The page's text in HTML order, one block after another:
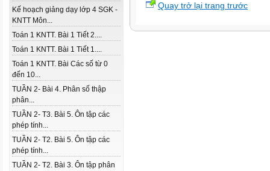
Kế hoạch giảng dạy lớp 4 SGK -
KNTT Môn...
Toán 1 KNTT. Bài 1 Tiết 2....
Toán 1 KNTT. Bài 1 Tiết 1....
Toán 1 KNTT. Bài Các số từ 0
đến 10...
TUẦN 2- Bài 4. Phân số thập
phân...
TUẦN 2- T3. Bài 5. Ôn tập các
phép tính...
TUẦN 2- T2. Bài 5. Ôn tập các
phép tính...
TUẦN 2- T2. Bài 3. Ôn tập phân
Quay trở lại trang trước